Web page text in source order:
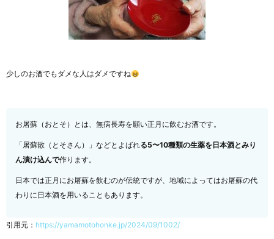
少しのお酒でもダメな人はダメですね
お屠蘇（おとそ）とは、無病長寿を願い正月に飲むお酒です。
「屠蘇散（とそさん）」などとよばれる5〜10種類の生薬を日本酒とみり
ん漬け込んで作ります。
日本では正月にお屠蘇を飲むのが伝統ですが、地域によってはお屠蘇の代
わりに日本酒を用いることもあります。
引用元： https://yamamotohonke.jp/2024/09/1002/